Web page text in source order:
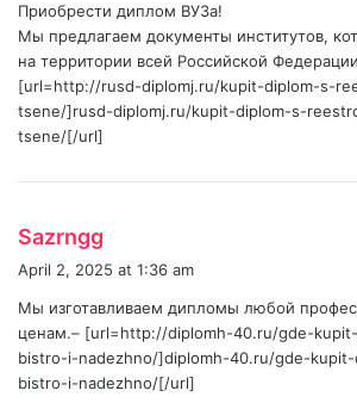
s
:
Приобрести диплом ВУЗа!
Мы предлагаем документы институтов,
на территории всей Российской
[url=http://rusd-diplomj.ru/kupit-diplom-s-
tsene/]rusd-diplomj.ru/kupit-diplom-s-
tsene/[/url]
Sazrngg
a
s
:
April 2, 2025 at 1:36 am
Мы изготавливаем дипломы любой
ценам.– [url=http://diplomh-40.ru/gde-
bistro-i-nadezhno/]diplomh-40.ru/gde-
bistro-i-nadezhno/[/url]